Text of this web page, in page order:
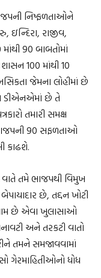
નિષ્ફળતાઓને
ઇન્દિરા, રાજીવ,
90 બાબતોમાં
100 માંથી 10
જેમના લોહીમાં છે
ડીએનએમાં છે તે
તમારી સમક્ષ
90 સફળતાઓ
કાઢશે.
વાતે તમે ભાજપથી વિમુખ
છે, તદ્દન ખોટી
છે એવા ખુલાસાઓ
અને તરકટી વાતો
તમને સમજાવવામાં
ગેરમાહિતીઓનો ધોધ